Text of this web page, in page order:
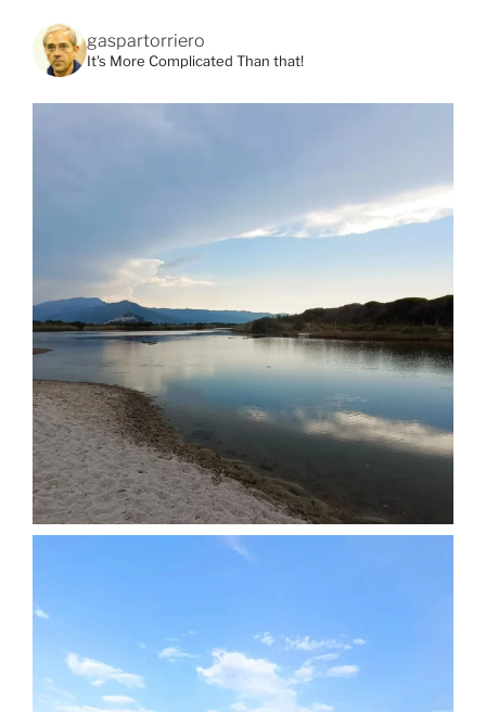
gaspartorriero
It's More Complicated Than that!